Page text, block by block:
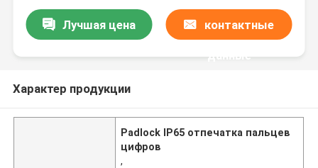
Лучшая цена контактные
данные
Характер продукции
Padlock IP65 отпечатка пальцев
цифров
,